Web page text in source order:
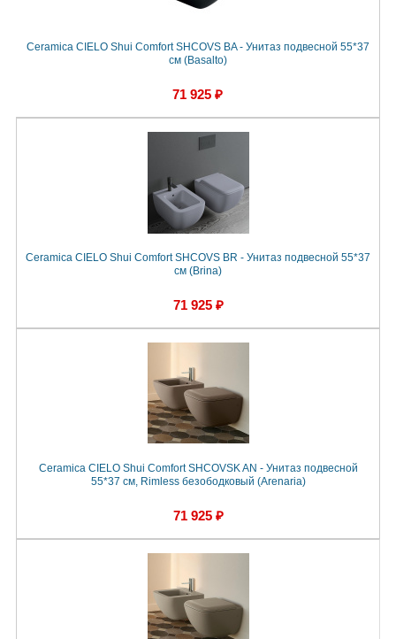
Ceramica CIELO Shui Comfort SHCOVS BA - Унитаз подвесной 55*37
см (Basalto)
71 925 ₽
Ceramica CIELO Shui Comfort SHCOVS BR - Унитаз подвесной 55*37
см (Brina)
71 925 ₽
Ceramica CIELO Shui Comfort SHCOVSK AN - Унитаз подвесной
55*37 см, Rimless безободковый (Arenaria)
71 925 ₽